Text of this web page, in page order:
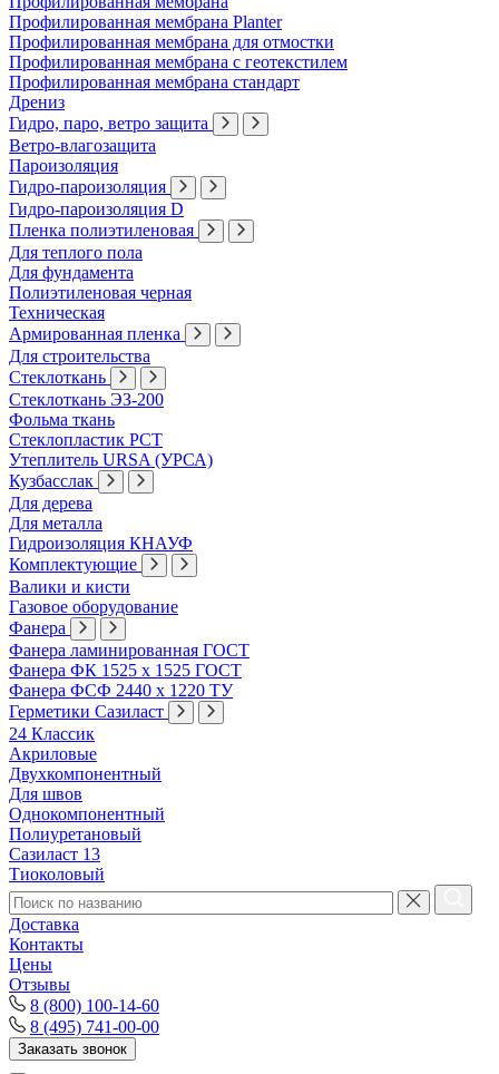
Профилированная мембрана Planter
Профилированная мембрана для отмостки
Профилированная мембрана с геотекстилем
Профилированная мембрана стандарт
Дрениз
Гидро, паро, ветро защита
Ветро-влагозащита
Пароизоляция
Гидро-пароизоляция
Гидро-пароизоляция D
Пленка полиэтиленовая
Для теплого пола
Для фундамента
Полиэтиленовая черная
Техническая
Армированная пленка
Для строительства
Стеклоткань
Стеклоткань ЭЗ-200
Фольма ткань
Стеклопластик РСТ
Утеплитель URSA (УРСА)
Кузбасслак
Для дерева
Для металла
Гидроизоляция КНАУФ
Комплектующие
Валики и кисти
Газовое оборудование
Фанера
Фанера ламинированная ГОСТ
Фанера ФК 1525 х 1525 ГОСТ
Фанера ФСФ 2440 х 1220 ТУ
Герметики Сазиласт
24 Классик
Акриловые
Двухкомпонентный
Для швов
Однокомпонентный
Полиуретановый
Сазиласт 13
Тиоколовый
Доставка
Контакты
Цены
Отзывы
8 (800) 100-14-60
8 (495) 741-00-00
Заказать звонок